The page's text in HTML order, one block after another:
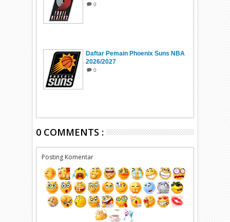
0
Daftar Pemain Phoenix Suns NBA
2026/2027
0
0 COMMENTS :
Posting Komentar